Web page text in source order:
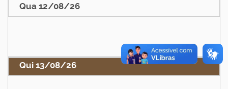
Qua 12/08/26
Qui 13/08/26